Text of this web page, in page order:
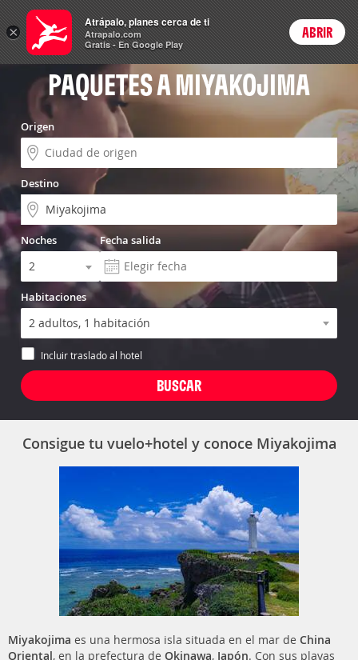
Vuelo+Hotel Login
PAQUETES A MIYAKOJIMA
Origen
Destino
Noches Fecha salida
Habitaciones
Incluir traslado al hotel
Consigue tu vuelo+hotel y conoce Miyakojima
Miyakojima es una hermosa isla situada en el mar de China
Oriental, en la prefectura de Okinawa, Japón. Con sus playas
×
Atrápalo, planes cerca de ti
Atrapalo.com
Gratis - En Google Play
ABRIR